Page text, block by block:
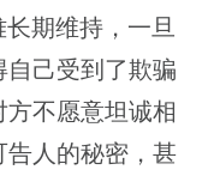
期维持，一旦
己受到了欺骗
不愿意坦诚相
人的秘密，甚